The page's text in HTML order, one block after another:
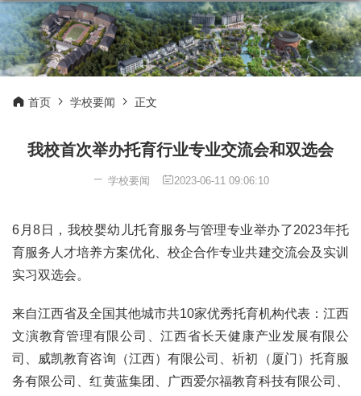
首页 学校要闻 正文
我校首次举办托育行业专业交流会和双选会
学校要闻 2023-06-11 09:06:10
6月8日，我校婴幼儿托育服务与管理专业举办了2023年托
育服务人才培养方案优化、校企合作专业共建交流会及实训
实习双选会。
来自江西省及全国其他城市共10家优秀托育机构代表：江西
文演教育管理有限公司、江西省长天健康产业发展有限公
司、威凯教育咨询（江西）有限公司、祈初（厦门）托育服
务有限公司、红黄蓝集团、广西爱尔福教育科技有限公司、